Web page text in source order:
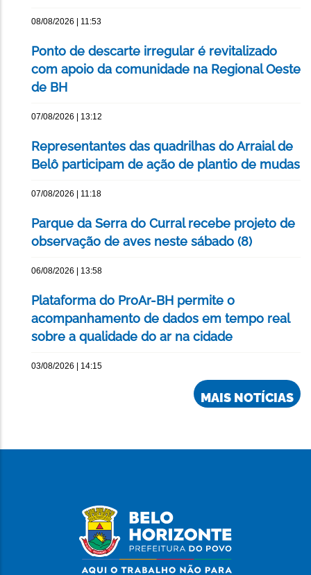
08/08/2026 | 11:53
Ponto de descarte irregular é revitalizado
com apoio da comunidade na Regional Oeste
de BH
07/08/2026 | 13:12
Representantes das quadrilhas do Arraial de
Belô participam de ação de plantio de mudas
07/08/2026 | 11:18
Parque da Serra do Curral recebe projeto de
observação de aves neste sábado (8)
06/08/2026 | 13:58
Plataforma do ProAr-BH permite o
acompanhamento de dados em tempo real
sobre a qualidade do ar na cidade
03/08/2026 | 14:15
MAIS NOTÍCIAS